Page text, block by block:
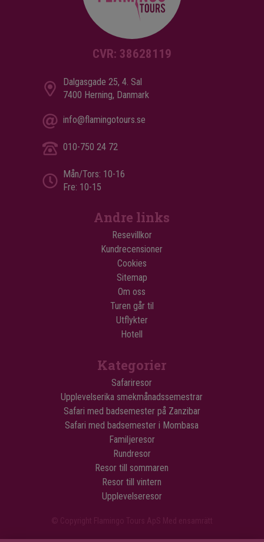
CVR: 38628119
Dalgasgade 25, 4. Sal
7400 Herning, Danmark
info@flamingotours.se
010-750 24 72
Mån/Tors: 10-16
Fre: 10-15
Andre links
Resevillkor
Kundrecensioner
Cookies
Sitemap
Om oss
Turen går til
Utflykter
Hotell
Kategorier
Safariresor
Upplevelserika smekmånadssemestrar
Safari med badsemester på Zanzibar
Safari med badsemester i Mombasa
Familjeresor
Rundresor
Resor till sommaren
Resor till vintern
Upplevelseresor